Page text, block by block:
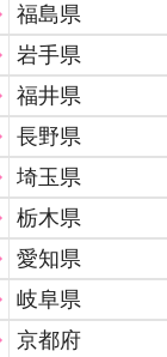
福島県
岩手県
福井県
長野県
埼玉県
栃木県
愛知県
岐阜県
京都府